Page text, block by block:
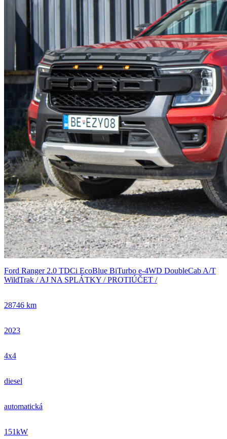
Ford Ranger 2.0 TDCi EcoBlue BiTurbo e-4WD DoubleCab A/T
WildTrak / AJ NA SPLÁTKY / PROTIÚČET /
28746 km
2023
4x4
diesel
automatická
151kW